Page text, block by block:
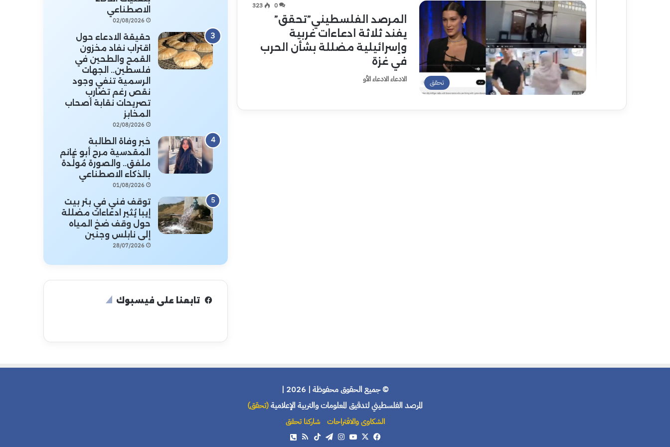
تحقق
0
323
المرصد الفلسطيني”تحقق”
يفند ثلاثة ادعاءات غربية
وإسرائيلية مضللة بشأن الحرب
في غزة
الادعاء الادعاء الأو
الاصطناعي
02/08/2026
حقيقة الادعاء حول
اقتراب نفاد مخزون
القمح والطحين في
فلسطين.. الجهات
الرسمية تنفي وجود
نقص رغم تضارب
تصريحات نقابة أصحاب
المخابز
02/08/2026
خبر وفاة الطالبة
المقدسية مرح أبو غانم
ملفق.. والصورة مُولَّدة
بالذكاء الاصطناعي
01/08/2026
توقف فني في بئر بيت
إيبا يُثير ادعاءات مضللة
حول وقف ضخ المياه
إلى نابلس وجنين
28/07/2026
تابعنا على فيسبوك
© جميع الحقوق محفوظة | 2026 |
المرصد الفلسطيني لتدقيق المعلومات والتربية الإعلامية(تحقق)
الشكاوى والاقتراحات
شاركنا تحقق
فيسبوك
X يوتيوبانستقرامتيلقرام‫TikTokملخص